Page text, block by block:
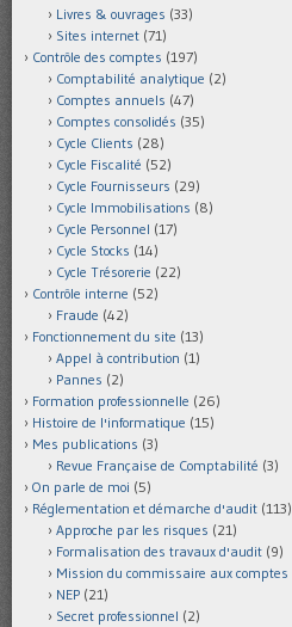
Livres & ouvrages (33)
Sites internet (71)
Contrôle des comptes (197)
Comptabilité analytique (2)
Comptes annuels (47)
Comptes consolidés (35)
Cycle Clients (28)
Cycle Fiscalité (52)
Cycle Fournisseurs (29)
Cycle Immobilisations (8)
Cycle Personnel (17)
Cycle Stocks (14)
Cycle Trésorerie (22)
Contrôle interne (52)
Fraude (42)
Fonctionnement du site (13)
Appel à contribution (1)
Pannes (2)
Formation professionnelle (26)
Histoire de l'informatique (15)
Mes publications (3)
Revue Française de Comptabilité (3)
On parle de moi (5)
Réglementation et démarche d'audit (113)
Approche par les risques (21)
Formalisation des travaux d'audit (9)
Mission du commissaire aux comptes
NEP (21)
Secret professionnel (2)